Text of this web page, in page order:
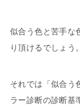
似合う色と苦手な
り頂けるでしょう。
それでは「似合う
ラー診断の診断基